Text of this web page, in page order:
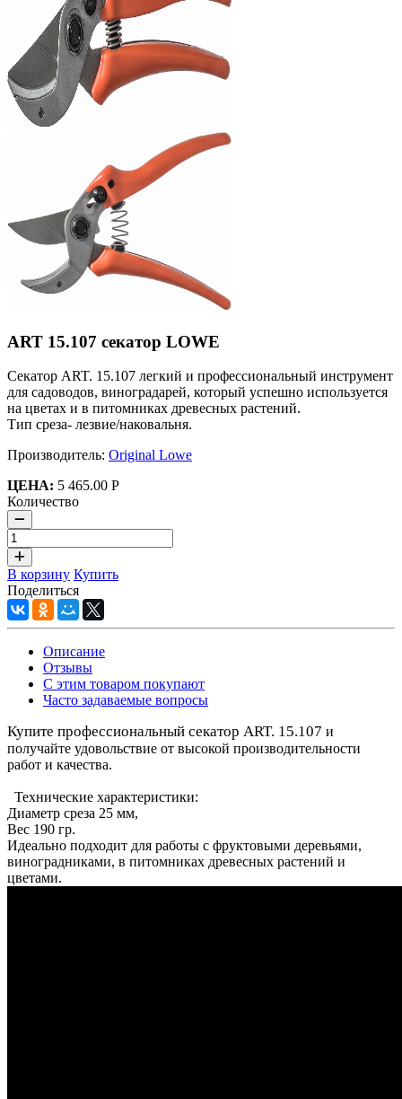
ART 15.107 секатор LOWE
Секатор ART. 15.107 легкий и профессиональный инструмент
для садоводов, виноградарей, который успешно используется
на цветах и в питомниках древесных растений.
Тип среза- лезвие/наковальня.
Производитель: Original Lowe
ЦЕНА: 5 465.00 Р
Количество
В корзину Купить
Поделиться
Описание
Отзывы
С этим товаром покупают
Часто задаваемые вопросы
Купите профессиональный секатор ART. 15.107 и
получайте удовольствие от высокой производительности
работ и качества.
Технические характеристики:
Диаметр среза 25 мм,
Вес 190 гр.
Идеально подходит для работы с фруктовыми деревьями,
виноградниками, в питомниках древесных растений и
цветами.